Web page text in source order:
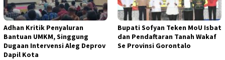
Adhan Kritik Penyaluran
Bantuan UMKM, Singgung
Dugaan Intervensi Aleg Deprov
Dapil Kota
Bupati Sofyan Teken MoU Isbat
dan Pendaftaran Tanah Wakaf
Se Provinsi Gorontalo